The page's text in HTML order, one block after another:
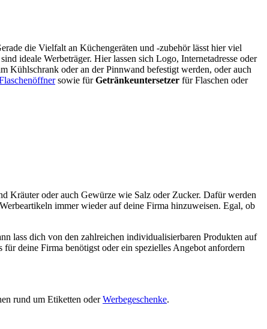
die Vielfalt an Küchengeräten und -zubehör lässt hier viel
ideale Werbeträger. Hier lassen sich Logo, Internetadresse oder
Kühlschrank oder an der Pinnwand befestigt werden, oder auch
sowie fürGetränkeuntersetzer für Flaschen oder
Kräuter oder auch Gewürze wie Salz oder Zucker. Dafür werden
immer wieder auf deine Firma hinzuweisen. Egal, ob
lass dich von den zahlreichen individualisierbaren Produkten auf
deine Firma benötigst oder ein spezielles Angebot anfordern
rund um Etiketten oderWerbegeschenke.